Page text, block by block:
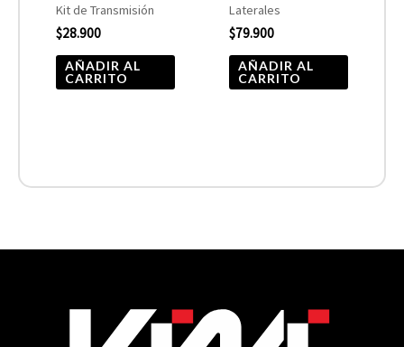
Kit de Transmisión
$28.900
AÑADIR AL
CARRITO
Laterales
$79.900
AÑADIR AL
CARRITO